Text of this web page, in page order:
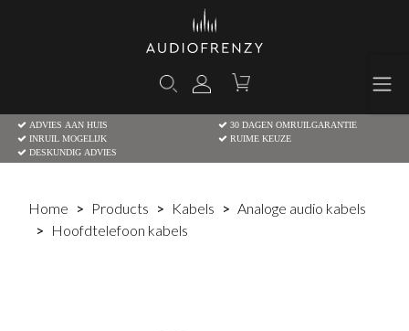
ADVIES AAN HUIS
30 DAGEN OMRUILGARANTIE
INRUIL MOGELIJK
RUIME KEUZE
DESKUNDIG ADVIES
Home Products Kabels
Analoge audio kabels
Hoofdtelefoon kabels